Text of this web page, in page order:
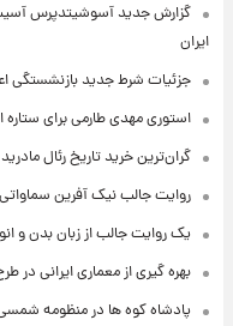
گزارش جدید آسوشیتدپرس
ایران
جزئیات شرط جدید بازنشستگی
استوری مهدی طارمی برای ستاره
گران‌ترین خرید تاریخ رئال
روایت جالب نیک آفرین
یک روایت جالب از زبان بدن و
بهره گیری از معماری ایرانی در
پادشاه کوه ها در منظومه